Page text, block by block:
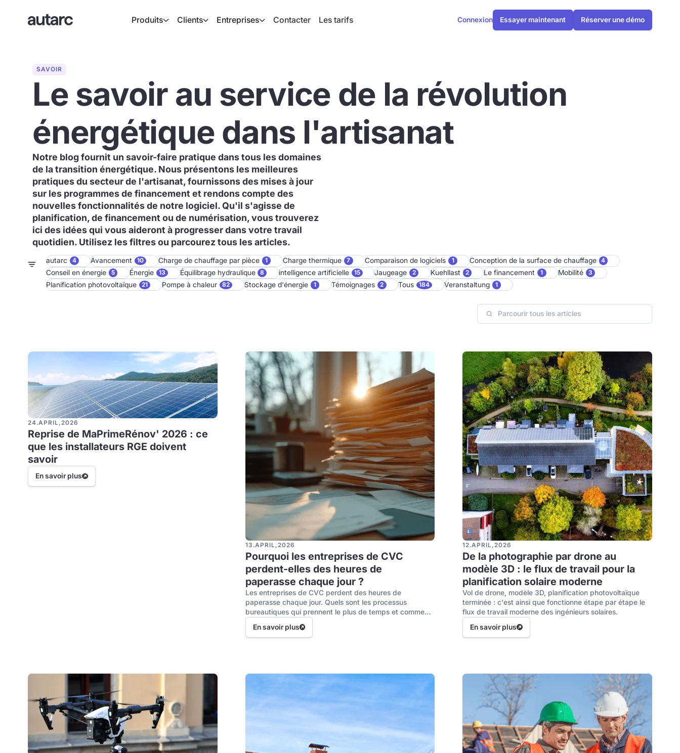
Produits Clients Entreprises Contacter Les tarifs Connexion Essayer maintenant Réserver une démo
SAVOIR
Le savoir au service de la révolution
énergétique dans l'artisanat
Notre blog fournit un savoir-faire pratique dans tous les domaines
de la transition énergétique. Nous présentons les meilleures
pratiques du secteur de l'artisanat, fournissons des mises à jour
sur les programmes de financement et rendons compte des
nouvelles fonctionnalités de notre logiciel. Qu'il s'agisse de
planification, de financement ou de numérisation, vous trouverez
ici des idées qui vous aideront à progresser dans votre travail
quotidien. Utilisez les filtres ou parcourez tous les articles.
autarc 4 Avancement 10 Charge de chauffage par pièce 1 Charge thermique 7 Comparaison de logiciels 1 Conception de la surface de chauffage 4
Conseil en énergie 5 Énergie 13 Équilibrage hydraulique 8 intelligence artificielle 15 Jaugeage 2 Kuehllast 2 Le financement 1 Mobilité 3
Planification photovoltaïque 21 Pompe à chaleur 82 Stockage d'énergie 1 Témoignages 2 Tous 184 Veranstaltung 1
24.APRIL,2026
Reprise de MaPrimeRénov' 2026 : ce
que les installateurs RGE doivent
savoir
En savoir plus
13 .APRIL,2026
Pourquoi les entreprises de CVC
perdent-elles des heures de
paperasse chaque jour ?
Les entreprises de CVC perdent des heures de
paperasse chaque jour. Quels sont les processus
bureautiques qui prennent le plus de temps et comment
les solutions numériques peuvent y contribuer.
En savoir plus
12.APRIL,2026
De la photographie par drone au
modèle 3D : le flux de travail pour la
planification solaire moderne
Vol de drone, modèle 3D, planification photovoltaïque
terminée : c'est ainsi que fonctionne étape par étape le
flux de travail moderne des ingénieurs solaires.
En savoir plus